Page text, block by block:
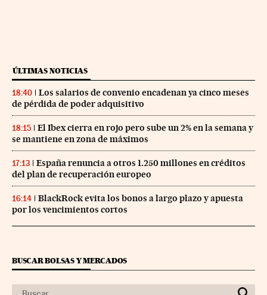
ÚLTIMAS NOTICIAS
18:40
Los salarios de convenio encadenan ya cinco meses
de pérdida de poder adquisitivo
18:15
El Ibex cierra en rojo pero sube un 2% en la semana y
se mantiene en zona de máximos
17:13
España renuncia a otros 1.250 millones en créditos
del plan de recuperación europeo
16:14
BlackRock evita los bonos a largo plazo y apuesta
por los vencimientos cortos
BUSCAR BOLSAS Y MERCADOS